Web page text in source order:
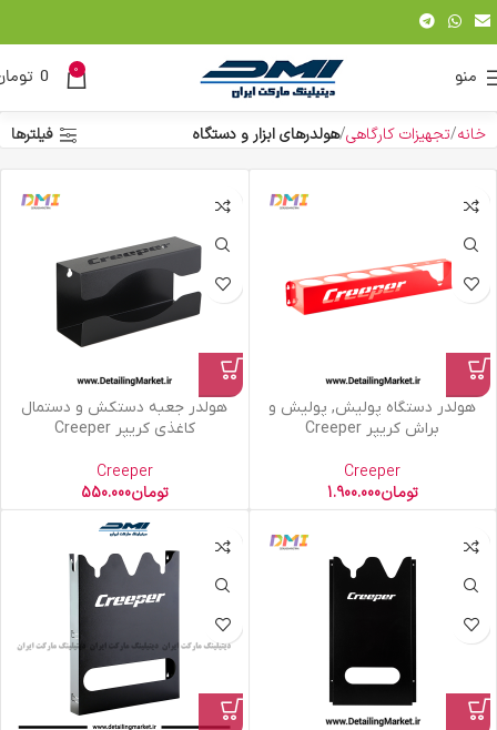
منو 0
0
خانه تجهیزات کارگاهی هولدرهای ابزار و دستگاه فیلترها
هولدر دستگاه پولیش, پولیش و
براش کریپر Creeper
Creeper
تومان1.900.000
هولدر جعبه دستکش و دستمال
کاغذی کریپر Creeper
Creeper
تومان550.000